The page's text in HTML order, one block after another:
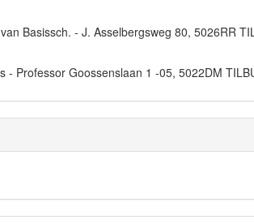
Basissch. - J. Asselbergsweg 80, 5026RR
- Professor Goossenslaan 1 -05, 5022DM